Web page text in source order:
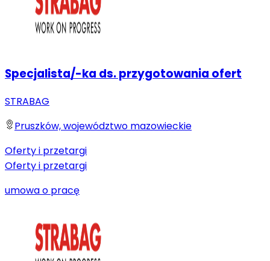
Specjalista/-ka ds. przygotowania ofert
STRABAG
Pruszków, województwo mazowieckie
Oferty i przetargi
Oferty i przetargi
umowa o pracę